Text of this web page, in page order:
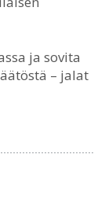
ja sovita
– jalat